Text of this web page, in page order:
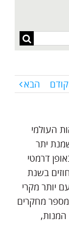
הבא
העולמי
יתר
19-5 עלתה באופן דרמטי
ב-1975 למעל 18 אחוזים בשנת
יותר מקרי
מחקרים
המנות,